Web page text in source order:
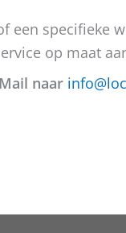
een specifieke
op maat
Mail naar